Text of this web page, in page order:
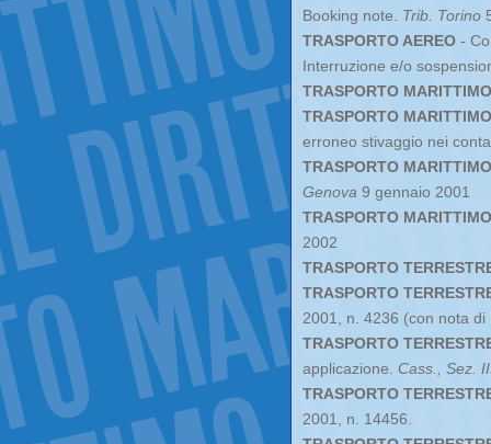
Booking note.
Trib. Torino
TRASPORTO AEREO -
Interruzione e/o
TRASPORTO
TRASPORTO
erroneo stivaggio nei
TRASPORTO
Genova 9 gennaio 2001
TRASPORTO
2002
TRASPORTO
TRASPORTO
2001, n. 4236 (con nota di
TRASPORTO
applicazione. Cass., Sez.
TRASPORTO
2001, n. 14456.